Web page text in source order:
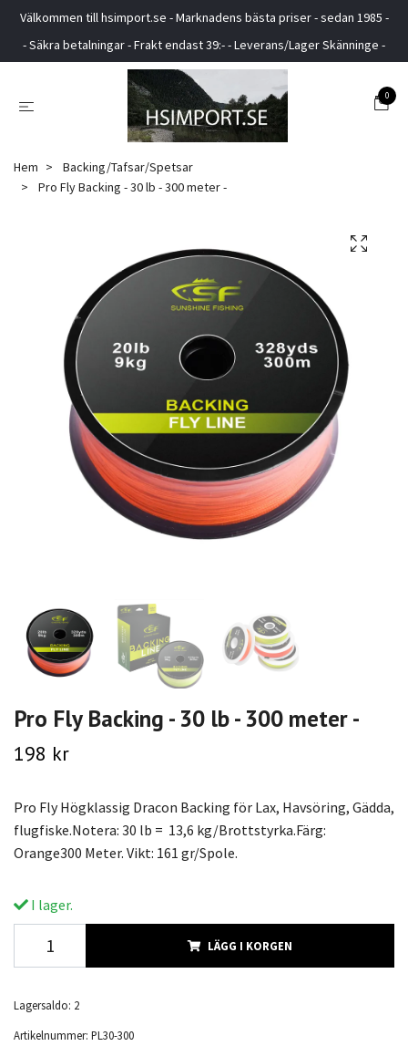
Välkommen till hsimport.se - Marknadens bästa priser - sedan 1985 -
- Säkra betalningar - Frakt endast 39:- - Leverans/Lager Skänninge -
0
Hem
Backing/Tafsar/Spetsar
Pro Fly Backing - 30 lb - 300 meter -
Pro Fly Backing - 30 lb - 300 meter -
198 kr
Pro Fly Högklassig Dracon Backing för Lax, Havsöring, Gädda,
flugfiske.Notera: 30 lb = 13,6 kg/Brottstyrka.Färg:
Orange300 Meter. Vikt: 161 gr/Spole.
I lager.
LÄGG I KORGEN
Lagersaldo: 2
Artikelnummer: PL30-300